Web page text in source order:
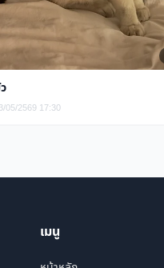
05/2569 17:30
เมนู